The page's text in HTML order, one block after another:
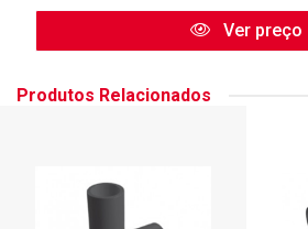
Ver preço
Produtos Relacionados